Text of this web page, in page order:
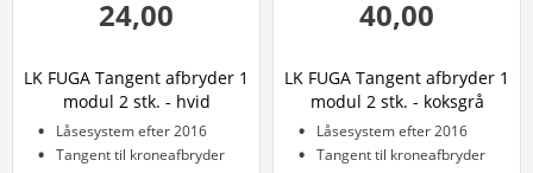
24,00
LK FUGA Tangent afbryder 1
modul 2 stk. - hvid
Låsesystem efter 2016
Tangent til kroneafbryder
40,00
LK FUGA Tangent afbryder 1
modul 2 stk. - koksgrå
Låsesystem efter 2016
Tangent til kroneafbryder